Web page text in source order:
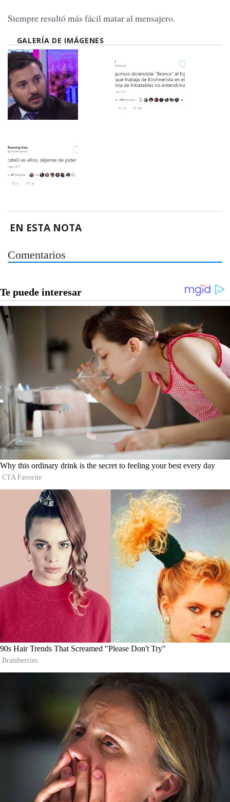
Siempre resultó más fácil matar al mensajero.
GALERÍA DE IMÁGENES
EN ESTA NOTA
Comentarios